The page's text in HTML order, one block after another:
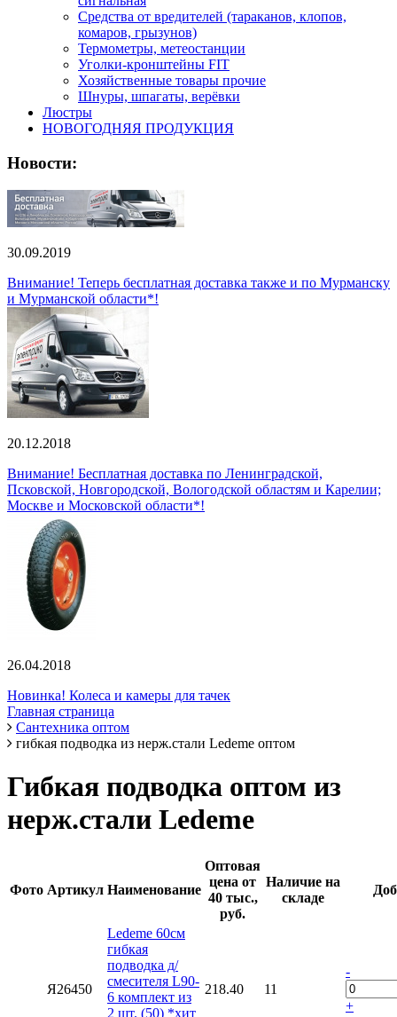
Средства от вредителей (тараканов, клопов,
комаров, грызунов)
Термометры, метеостанции
Уголки-кронштейны FIT
Хозяйственные товары прочие
Шнуры, шпагаты, верёвки
Люстры
НОВОГОДНЯЯ ПРОДУКЦИЯ
Новости:
30.09.2019
Внимание! Теперь бесплатная доставка также и по Мурманску
и Мурманской области*!
20.12.2018
Внимание! Бесплатная доставка по Ленинградской,
Псковской, Новгородской, Вологодской областям и Карелии;
Москве и Московской области*!
26.04.2018
Новинка! Колеса и камеры для тачек
Главная страница
Сантехника оптом
гибкая подводка из нерж.стали Ledeme оптом
Гибкая подводка оптом из
нерж.стали Ledeme
Фото Артикул Наименование
Оптовая
цена от
40 тыс.,
руб.
Наличие на
складе
Я26450
Ledeme 60см
гибкая
подводка д/
смесителя L90-
6 комплект из
2 шт. (50) *хит
218.40 11
-
+